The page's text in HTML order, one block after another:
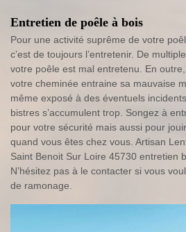
Entretien de poêle à bois
Pour une activité suprême de votre
c’est de toujours l’entretenir. De
votre poêle est mal entretenu. En
votre cheminée entraine sa mauvaise
même exposé à des éventuels
bistres s’accumulent trop. Songez à
pour votre sécurité mais aussi pour
quand vous êtes chez vous. Artisan
Saint Benoit Sur Loire 45730 entretien
N’hésitez pas à le contacter si vous
de ramonage.